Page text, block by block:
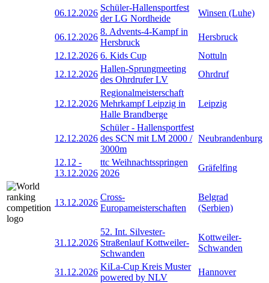
06.12.2026
Schüler-Hallensportfest
der LG Nordheide
Winsen (Luhe)
06.12.2026
8. Advents-4-Kampf in
Hersbruck
Hersbruck
12.12.2026 6. Kids Cup
Nottuln
12.12.2026
Hallen-Sprungmeeting
des Ohrdrufer LV
Ohrdruf
12.12.2026
Regionalmeisterschaft
Mehrkampf Leipzig in
Halle Brandberge
Leipzig
12.12.2026
Schüler - Hallensportfest
des SCN mit LM 2000 /
3000m
Neubrandenburg
12.12 -
13.12.2026
ttc Weihnachtsspringen
2026
Gräfelfing
13.12.2026
Cross-
Europameisterschaften
Belgrad
(Serbien)
31.12.2026
52. Int. Silvester-
Straßenlauf Kottweiler-
Schwanden
Kottweiler-
Schwanden
31.12.2026
KiLa-Cup Kreis Muster
powered by NLV
Hannover